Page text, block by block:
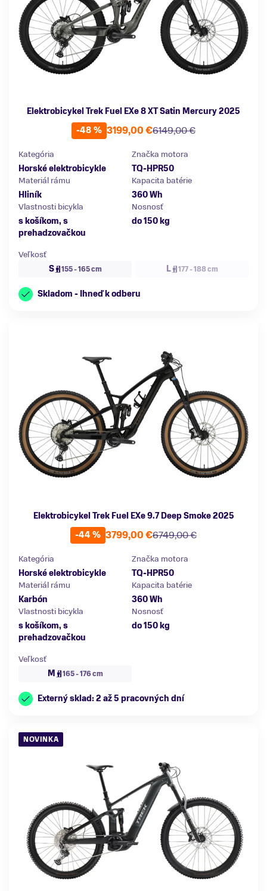
Elektrobicykel Trek Fuel EXe 8 XT Satin Mercury 2025
-48 %
6149,00 €
3199,00 €
Kategória
Horské elektrobicykle
Značka motora
TQ-HPR50
Materiál rámu
Hliník
Kapacita batérie
360 Wh
Vlastnosti bicykla
s košíkom, s
prehadzovačkou
Nosnosť
do 150 kg
Veľkosť
S
155 - 165 cm L 177 - 188 cm
Skladom - Ihneď k odberu
Elektrobicykel Trek Fuel EXe 9.7 Deep Smoke 2025
-44 %
6749,00 €
3799,00 €
Kategória
Horské elektrobicykle
Značka motora
TQ-HPR50
Materiál rámu
Karbón
Kapacita batérie
360 Wh
Vlastnosti bicykla
s košíkom, s
prehadzovačkou
Nosnosť
do 150 kg
Veľkosť
M
165 - 176 cm
Externý sklad: 2 až 5 pracovných dní
NOVINKA